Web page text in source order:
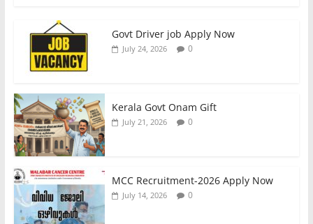
Govt Driver job Apply Now
July 24, 2026 0
Kerala Govt Onam Gift
July 21, 2026 0
MCC Recruitment-2026 Apply Now
July 14, 2026 0